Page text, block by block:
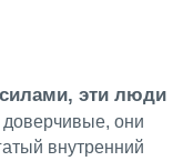
эти люди
они
внутренний